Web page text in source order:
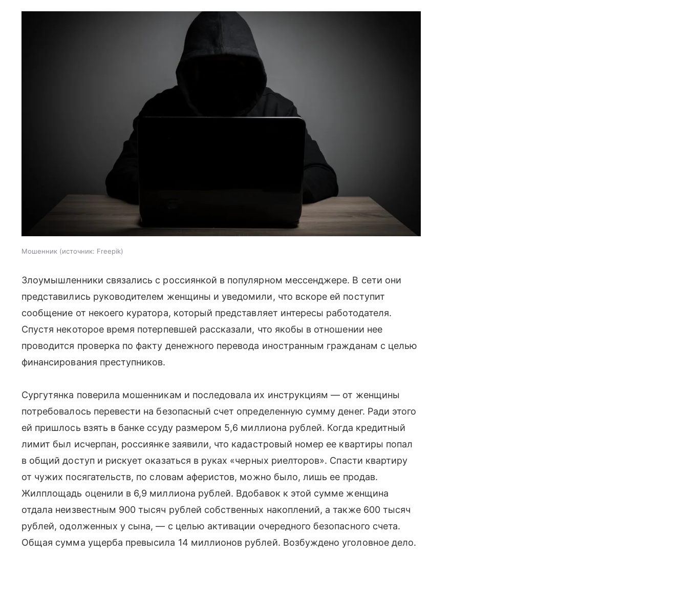
Мошенник источник: Freepik
Злоумышленники связались с россиянкой в популярном мессенджере. В сети они
представились руководителем женщины и уведомили, что вскоре ей поступит
сообщение от некоего куратора, который представляет интересы работодателя.
Спустя некоторое время потерпевшей рассказали, что якобы в отношении нее
проводится проверка по факту денежного перевода иностранным гражданам с целью
финансирования преступников.
Сургутянка поверила мошенникам и последовала их инструкциям — от женщины
потребовалось перевести на безопасный счет определенную сумму денег. Ради этого
ей пришлось взять в банке ссуду размером 5,6 миллиона рублей. Когда кредитный
лимит был исчерпан, россиянке заявили, что кадастровый номер ее квартиры попал
в общий доступ и рискует оказаться в руках «черных риелторов». Спасти квартиру
от чужих посягательств, по словам аферистов, можно было, лишь ее продав.
Жилплощадь оценили в 6,9 миллиона рублей. Вдобавок к этой сумме женщина
отдала неизвестным 900 тысяч рублей собственных накоплений, а также 600 тысяч
рублей, одолженных у сына, — с целью активации очередного безопасного счета.
Общая сумма ущерба превысила 14 миллионов рублей. Возбуждено уголовное дело.